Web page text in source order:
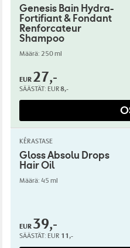
Genesis Bain Hydra-
Fortifiant & Fondant
Renforcateur
Shampoo
Määrä: 250 ml
EUR 27,-
SÄÄSTÄT: EUR8,-
KÉRASTASE
Gloss Absolu Drops
Hair Oil
Määrä: 45 ml
EUR 39,-
SÄÄSTÄT: EUR 11,-